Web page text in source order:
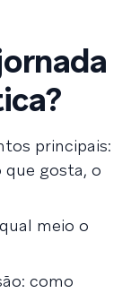
principais:
que gosta, o
meio o
como